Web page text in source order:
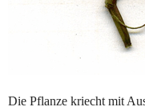
Die Pflanze kriecht mit